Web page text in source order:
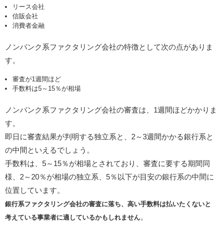
リース会社
信販会社
消費者金融
ノンバンク系ファクタリング会社の特徴として次の点がありま
す。
審査が1週間ほど
手数料は5～15％が相場
ノンバンク系ファクタリング会社の審査は、1週間ほどかかりま
す。
即日に審査結果が判明する独立系と、2～3週間かかる銀行系と
の中間といえるでしょう。
手数料は、5～15％が相場とされており、審査に要する期間同
様、2～20％が相場の独立系、5％以下が目安の銀行系の中間に
位置しています。
銀行系ファクタリング会社の審査に落ち、高い手数料は払いたくないと
考えている事業者に適しているかもしれません。